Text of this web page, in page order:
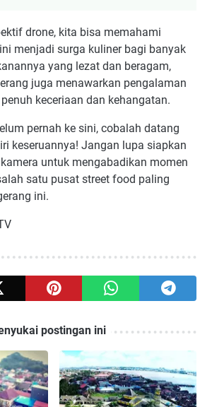
drone, kita bisa memahami
menjadi surga kuliner bagi banyak
yang lezat dan beragam,
juga menawarkan pengalaman
keceriaan dan kehangatan.
pernah ke sini, cobalah datang
keseruannya! Jangan lupa siapkan
untuk mengabadikan momen
satu pusat street food paling
ini.
postingan ini